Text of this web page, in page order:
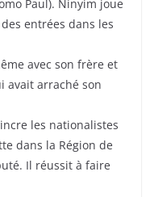
Paul). Ninyim joue
entrées dans les
avec son frère et
avait arraché son
les nationalistes
dans la Région de
Il réussit à faire